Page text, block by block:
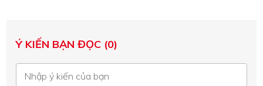
Ý KIẾN BẠN ĐỌC (0)